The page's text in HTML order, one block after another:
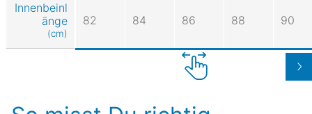
Innenbeinl
änge
(cm)
82 84 86 88 90